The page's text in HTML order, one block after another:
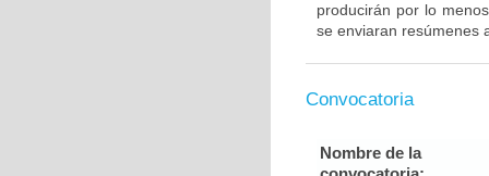
producirán por lo
se enviaran resúmenes
Convocatoria
Nombre de la